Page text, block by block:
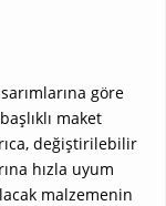
göre
maket
değiştirilebilir
hızla uyum
malzemenin